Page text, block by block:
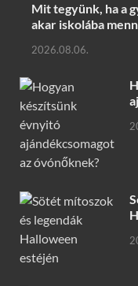
Mit tegyünk, ha a
akar iskolába
2026.08.06.